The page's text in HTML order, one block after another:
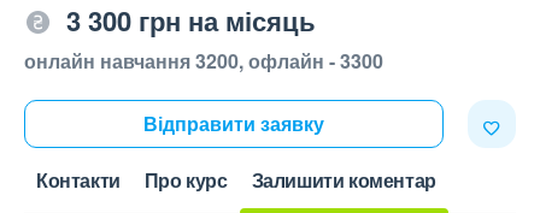
3 300 грн на місяць
онлайн навчання 3200, офлайн - 3300
Відправити заявку
Контакти Про курс Залишити коментар